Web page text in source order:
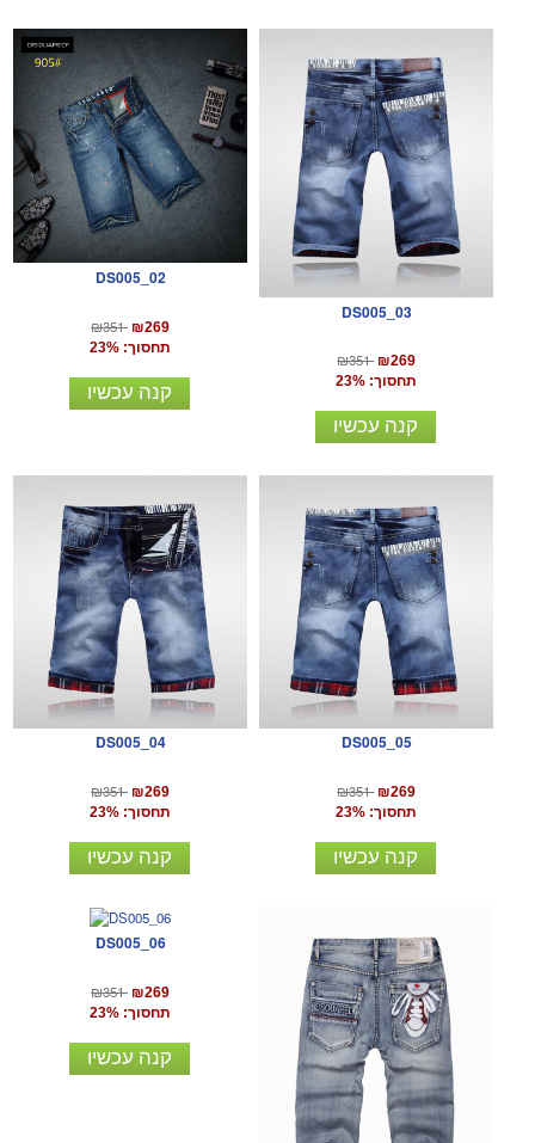
DS005_02
₪351 ₪269
תחסוך: 23%
קנה עכשיו
DS005_03
₪351 ₪269
תחסוך: 23%
קנה עכשיו
DS005_04
₪351 ₪269
תחסוך: 23%
קנה עכשיו
DS005_05
₪351 ₪269
תחסוך: 23%
קנה עכשיו
DS005_06
₪351 ₪269
תחסוך: 23%
קנה עכשיו